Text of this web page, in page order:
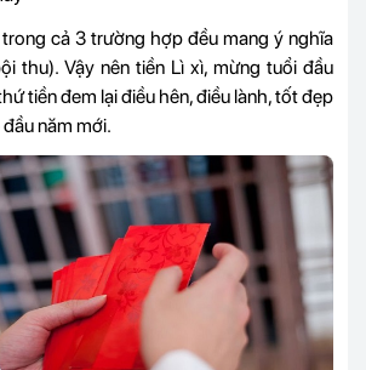
cả 3 trường hợp đều mang ý nghĩa
thu). Vậy nên tiền Lì xì, mừng tuổi đầu
tiền đem lại điều hên, điều lành, tốt đẹp
năm mới.